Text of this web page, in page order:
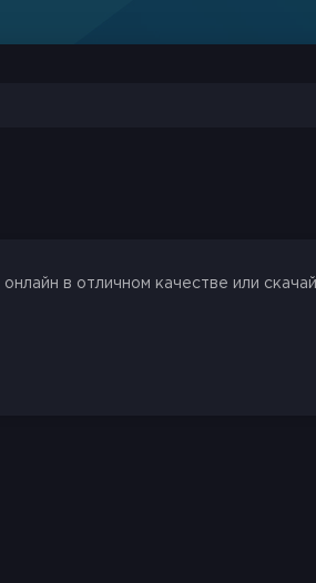
онлайн в отличном качестве или